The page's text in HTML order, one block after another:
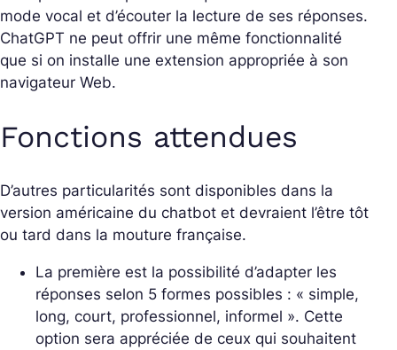
mode vocal et d’écouter la lecture de ses réponses.
ChatGPT ne peut offrir une même fonctionnalité
que si on installe une extension appropriée à son
navigateur Web.
Fonctions attendues
D’autres particularités sont disponibles dans la
version américaine du chatbot et devraient l’être tôt
ou tard dans la mouture française.
La première est la possibilité d’adapter les
réponses selon 5 formes possibles : « simple,
long, court, professionnel, informel ». Cette
option sera appréciée de ceux qui souhaitent